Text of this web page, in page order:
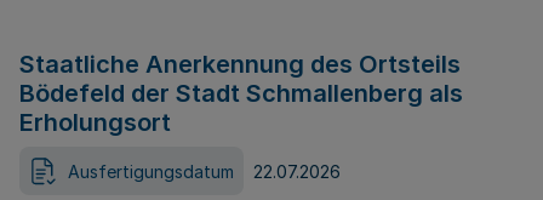
Staatliche Anerkennung des Ortsteils
Bödefeld der Stadt Schmallenberg als
Erholungsort
Ausfertigungsdatum 22.07.2026